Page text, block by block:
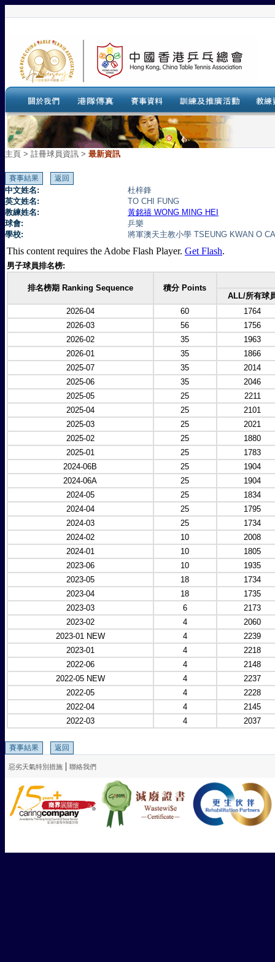
主頁 > 註冊球員資訊 > 最新資訊
中文姓名:
杜梓鋒
英文姓名:
TO CHI FUNG
教練姓名:
黃銘禧 WONG MING HEI
球會:
乒樂
學校:
將軍澳天主教小學 TSEUNG KWAN O
This content requires the Adobe Flash Player. Get Flash.
男子球員排名榜:
排名榜期 Ranking Sequence
積分 Points
ALL/所有球
2026-04
60
1764
2026-03
56
1756
2026-02
35
1963
2026-01
35
1866
2025-07
35
2014
2025-06
35
2046
2025-05
25
2211
2025-04
25
2101
2025-03
25
2021
2025-02
25
1880
2025-01
25
1783
2024-06B
25
1904
2024-06A
25
1904
2024-05
25
1834
2024-04
25
1795
2024-03
25
1734
2024-02
10
2008
2024-01
10
1805
2023-06
10
1935
2023-05
18
1734
2023-04
18
1735
2023-03
6
2173
2023-02
4
2060
2023-01 NEW
4
2239
2023-01
4
2218
2022-06
4
2148
2022-05 NEW
4
2237
2022-05
4
2228
2022-04
4
2145
2022-03
4 2037